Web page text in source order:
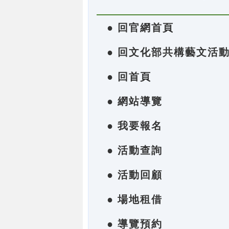
● 回官網首頁
● 回文化部共構藝文活
● 回首頁
● 網站導覽
● 我要報名
● 活動查詢
● 活動回顧
● 場地租借
● 導覽預約